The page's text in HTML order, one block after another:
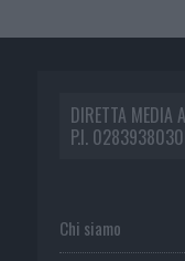
DIRETTA MEDIA
P.I.
Chi siamo